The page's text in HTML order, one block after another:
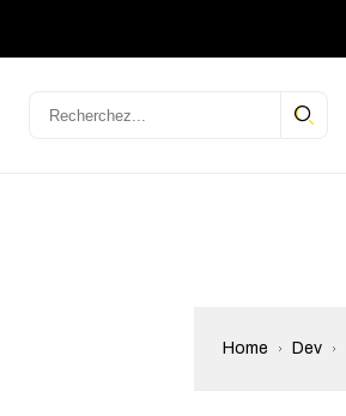
Home Dev